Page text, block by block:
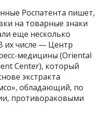
Роспатента пишет,
на товарные знаки
еще несколько
их числе — Центр
медицины (Oriental
Center), который
экстракта
обладающий, по
противораковыми